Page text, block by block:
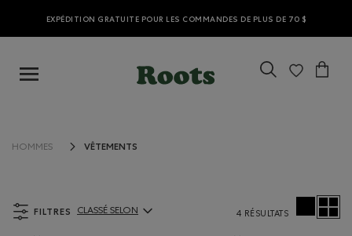
EXPÉDITION GRATUITE POUR LES COMMANDES DE PLUS DE 70 $
HOMMES VÊTEMENTS
FILTRES
ClassÃ© selon Articles:
CLASSÉ SELON 4 RÉSULTATS